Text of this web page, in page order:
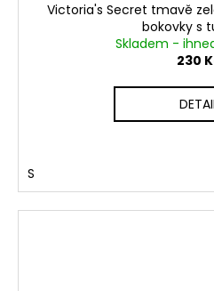
Victoria's Secret tmavě
bokovky s
Skladem -
230
S